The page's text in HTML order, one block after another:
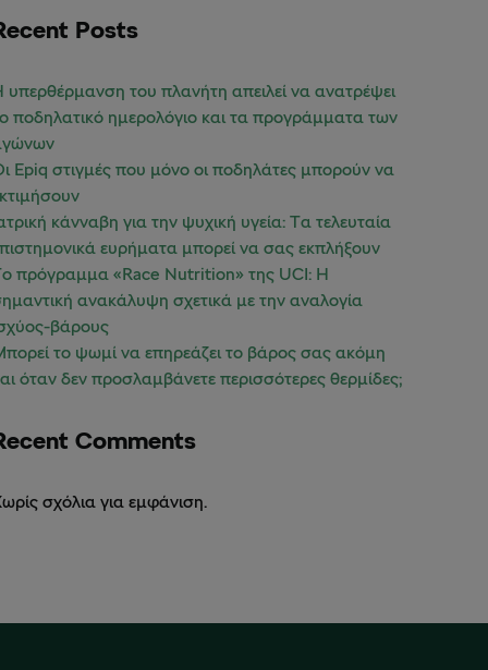
Posts
υπερθέρμανση του πλανήτη απειλεί να ανατρέψει
ποδηλατικό ημερολόγιο και τα προγράμματα των
Epiq στιγμές που μόνο οι ποδηλάτες μπορούν να
κάνναβη για την ψυχική υγεία: Τα τελευταία
ευρήματα μπορεί να σας εκπλήξουν
πρόγραμμα «Race Nutrition» της UCI: Η
ανακάλυψη σχετικά με την αναλογία
βάρους
το ψωμί να επηρεάζει το βάρος σας ακόμη
όταν δεν προσλαμβάνετε περισσότερες θερμίδες;
Comments
σχόλια για εμφάνιση.